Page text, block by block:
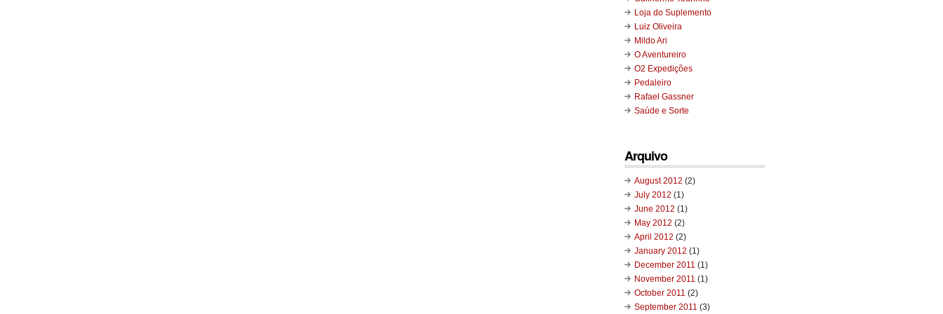
Loja do Suplemento
Luiz Oliveira
Mildo Ari
O Aventureiro
O2 Expedições
Pedaleiro
Rafael Gassner
Saúde e Sorte
Arquivo
August 2012 (2)
July 2012 (1)
June 2012 (1)
May 2012 (2)
April 2012 (2)
January 2012 (1)
December 2011 (1)
November 2011 (1)
October 2011 (2)
September 2011 (3)